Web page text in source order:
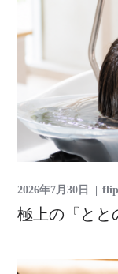
2026年7月30日
極上の『とと